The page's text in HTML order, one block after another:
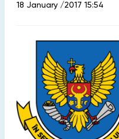
18 January /2017 15:54